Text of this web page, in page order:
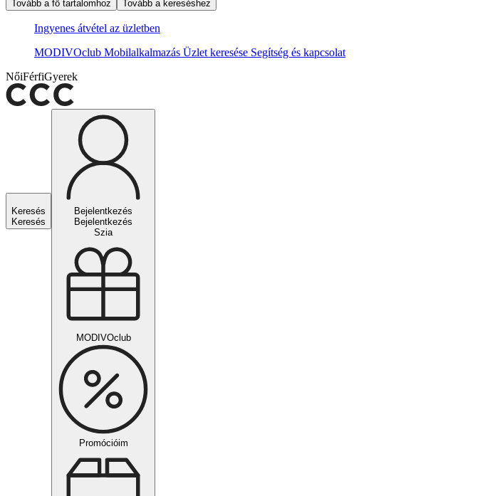
Tovább a fő tartalomhoz
Tovább a kereséshez
Ingyenes átvétel az üzletben
MODIVOclub Mobilalkalmazás Üzlet keresése Segítség és kapcsolat
NőiFérfiGyerek
Keresés
Keresés
Bejelentkezés
Bejelentkezés
Szia
MODIVOclub
Promócióim